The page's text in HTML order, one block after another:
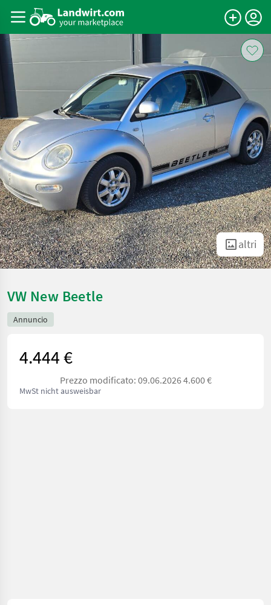
altri
VW New Beetle
Annuncio
4.444 €
Prezzo modificato: 09.06.2026 4.600 €
MwSt nicht ausweisbar